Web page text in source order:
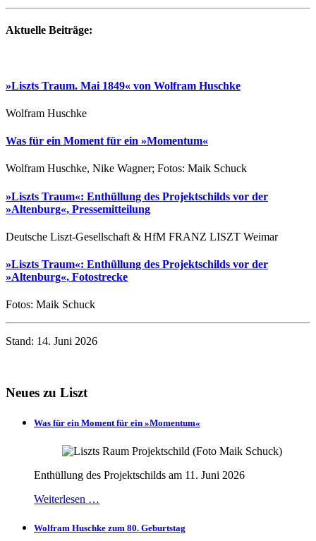
Aktuelle Beiträge:
»Liszts Traum. Mai 1849« von Wolfram Huschke
Wolfram Huschke
Was für ein Moment für ein »Momentum«
Wolfram Huschke, Nike Wagner; Fotos: Maik Schuck
»Liszts Traum«: Enthüllung des Projektschilds vor der
»Altenburg«, Pressemitteilung
Deutsche Liszt-Gesellschaft & HfM FRANZ LISZT Weimar
»Liszts Traum«: Enthüllung des Projektschilds vor der
»Altenburg«, Fotostrecke
Fotos: Maik Schuck
Stand: 14. Juni 2026
Neues zu Liszt
Was für ein Moment für ein »Momentum«
Enthüllung des Projektschilds am 11. Juni 2026
Weiterlesen …
Wolfram Huschke zum 80. Geburtstag